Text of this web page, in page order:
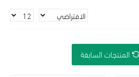
المنتجات السابقة